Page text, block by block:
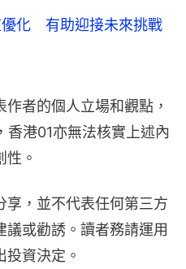
化 有助迎接未來挑戰
作者的個人立場和觀點，
香港01亦無法核實上述內
。
享，並不代表任何第三方
或勸誘。讀者務請運用
資決定。